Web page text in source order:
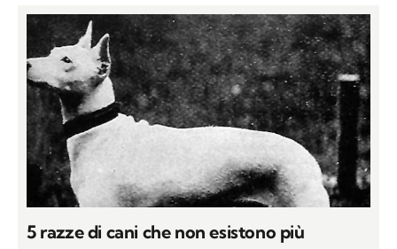
5 razze di cani che non esistono più